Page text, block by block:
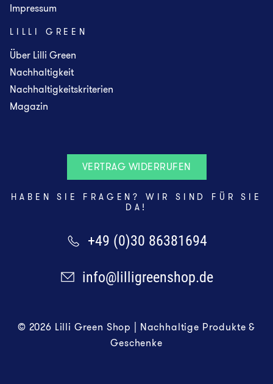
Impressum
LILLI GREEN
Über Lilli Green
Nachhaltigkeit
Nachhaltigkeitskriterien
Magazin
VERTRAG WIDERRUFEN
HABEN SIE FRAGEN? WIR SIND FÜR SIE
DA!
+49 (0)30 86381694
info@lilligreenshop.de
© 2026 Lilli Green Shop | Nachhaltige Produkte &
Geschenke